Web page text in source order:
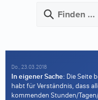
Do., 23.03.2018
In eigener Sache: Die Seite
habt für Verständnis, dass
kommenden Stunden/